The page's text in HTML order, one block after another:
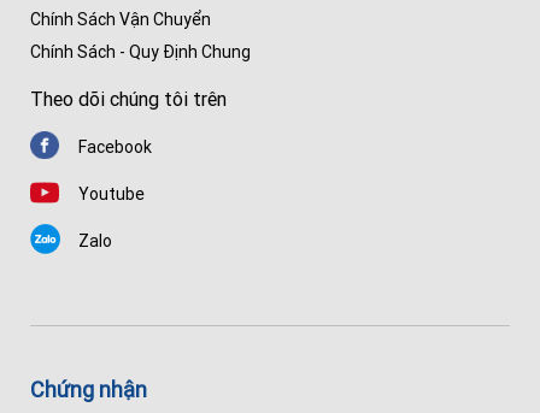
Chính Sách Vận Chuyển
Chính Sách - Quy Định Chung
Theo dõi chúng tôi trên
Facebook
Youtube
Zalo
Chứng nhận